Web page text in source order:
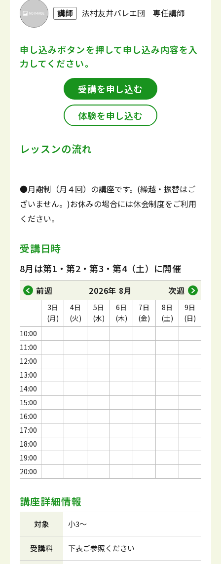
講師 法村友井バレエ団 専任講師
申し込みボタンを押して申し込み内容を入
力してください。
受講を申し込む
体験を申し込む
レッスンの流れ
●月謝制（月４回）の講座です。(繰越・振替はご
ざいません。)お休みの場合には休会制度をご利用
ください。
受講日時
8月は第1・第2・第3・第4（土）に開催
前週 2026年 8月 次週
10:00
11:00
12:00
13:00
14:00
15:00
16:00
17:00
18:00
19:00
20:00
3日
(月)
4日
(火)
5日
(水)
6日
(木)
7日
(金)
8日
(土)
9日
(日)
講座詳細情報
対象 小3～
受講料 下表ご参照ください